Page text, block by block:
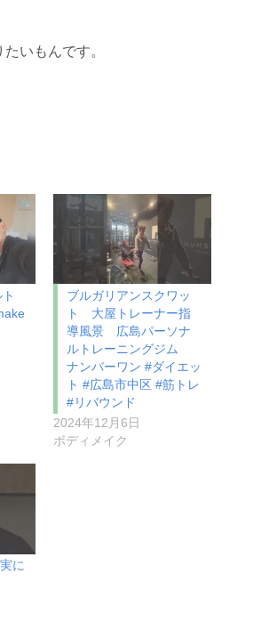
いもんです。
ブルガリアンスクワッ
ト 大屋トレーナー指
導風景 広島パーソナ
ルトレーニングジム
ナンバーワン #ダイエッ
ト #広島市中区 #筋トレ
#リバウンド
2024年12月6日
ボディメイク
に